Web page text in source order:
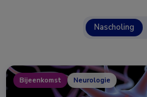
Nascholing
Bijeenkomst Neurologie